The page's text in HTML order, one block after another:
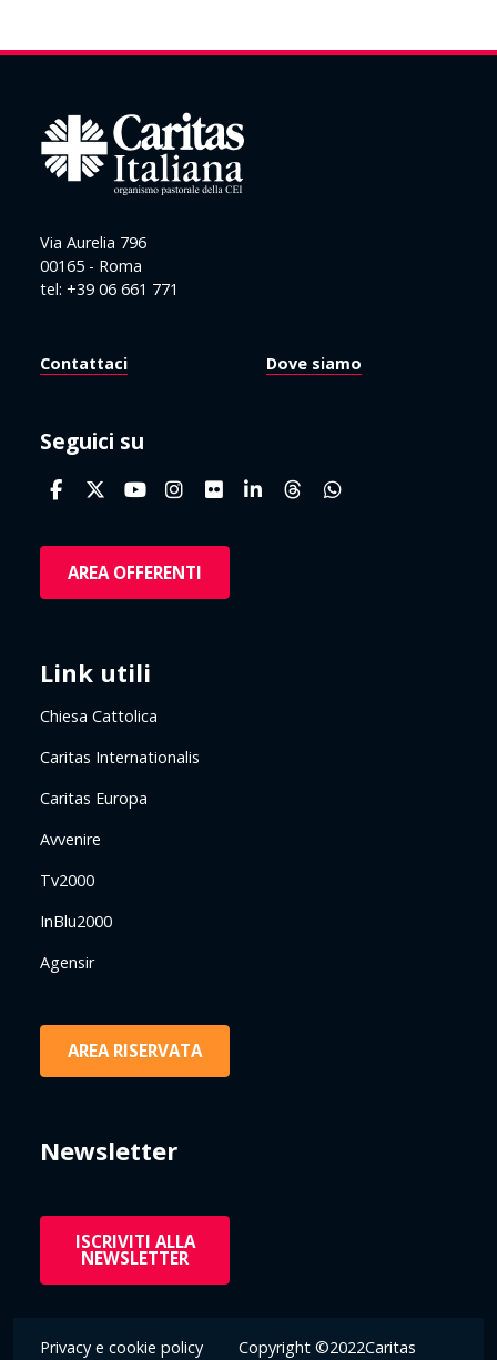
Via Aurelia 796
00165 - Roma
tel: +39 06 661 771
Contattaci Dove siamo
Seguici su
AREA OFFERENTI
Link utili
Chiesa Cattolica
Caritas Internationalis
Caritas Europa
Avvenire
Tv2000
InBlu2000
Agensir
AREA RISERVATA
Newsletter
ISCRIVITI ALLA
NEWSLETTER
Privacy e cookie policy Copyright ©2022Caritas